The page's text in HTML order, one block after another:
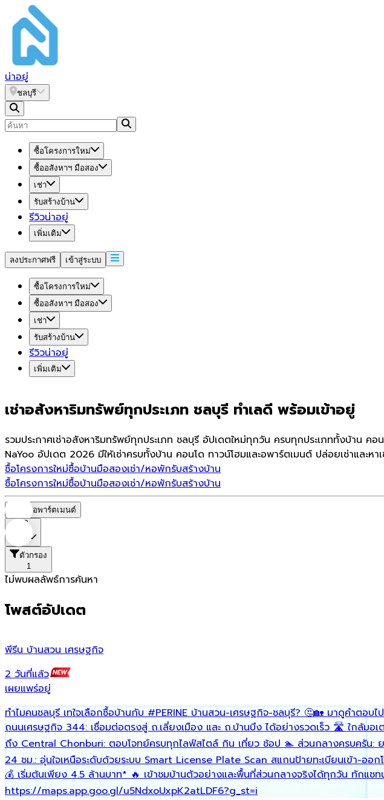
น่าอยู่
ชลบุรี
ซื้อโครงการใหม่
ซื้ออสังหาฯ มือสอง
เช่า
รับสร้างบ้าน
รีวิวน่าอยู่
เพิ่มเติม
ลงประกาศฟรี เข้าสู่ระบบ
ซื้อโครงการใหม่
ซื้ออสังหาฯ มือสอง
เช่า
รับสร้างบ้าน
รีวิวน่าอยู่
เพิ่มเติม
เช่าอสังหาริมทรัพย์ทุกประเภท ชลบุรี ทำเลดี พร้อมเข้าอยู่
รวมประกาศเช่าอสังหาริมทรัพย์ทุกประเภท ชลบุรี อัปเดตใหม่ทุกวัน ครบทุกประเภททั้งบ้าน
NaYoo อัปเดต 2026 มีให้เช่าครบทั้งบ้าน คอนโด ทาวน์โฮมและอพาร์ตเมนต์ ปล่อยเช่าและหา
ซื้อโครงการใหม่ซื้อบ้านมือสองเช่า/หอพักรับสร้างบ้าน
ซื้อโครงการใหม่ซื้อบ้านมือสองเช่า/หอพักรับสร้างบ้าน
หอพัก/อพาร์ตเมนต์
ตัวกรอง
1
ไม่พบผลลัพธ์การค้นหา
โพสต์อัปเดต
พีรีน บ้านสวน เศรษฐกิจ
2 วันที่แล้ว
เผยแพร่อยู่
ทำไมคนชลบุรี เทใจเลือกซื้อบ้านกับ #PERINE บ้านสวน-เศรษฐกิจ-ชลบุรี? 🤔🏡 มาดูคำตอบ
ถนนเศรษฐกิจ 344: เชื่อมต่อตรงสู่ ถ.เลี่ยงเมือง และ ถ.บ้านบึง ได้อย่างรวดเร็ว 🛣️ ใกล้ม
ถึง Central Chonburi: ตอบโจทย์ครบทุกไลฟ์สไตล์ กิน เที่ยว ช้อป 🏊 ส่วนกลางครบครัน:
24 ชม.: อุ่นใจเหนือระดับด้วยระบบ Smart License Plate Scan สแกนป้ายทะเบียนเข้า-อ
💰 เริ่มต้นเพียง 4.5 ล้านบาท* 🔥 เข้าชมบ้านตัวอย่างและพื้นที่ส่วนกลางจริงได้ทุกวัน ทัก
https://maps.app.goo.gl/u5NdxoUxpK2atLDF6?g_st=i